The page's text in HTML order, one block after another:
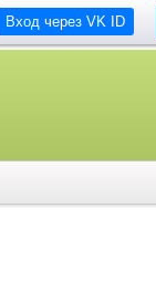
Вход через VK ID